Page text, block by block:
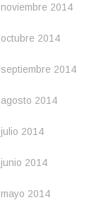
noviembre 2014
octubre 2014
septiembre 2014
agosto 2014
julio 2014
junio 2014
mayo 2014